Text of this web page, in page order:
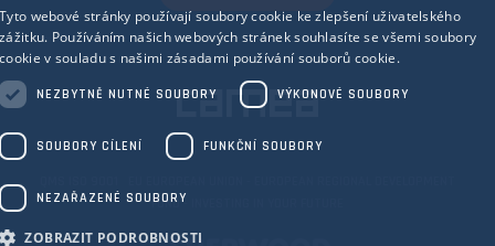
FUND - INVESTING IN YOUR FUTURE
Tyto webové stránky používají soubory cookie ke zlepšení uživatelského
zážitku. Používáním našich webových stránek souhlasíte se všemi soubory
cookie v souladu s našimi zásadami používání souborů cookie.
NEZBYTNĚ NUTNÉ SOUBORY VÝKONOVÉ SOUBORY
SOUBORY CÍLENÍ FUNKČNÍ SOUBORY
NEZAŘAZENÉ SOUBORY
ZOBRAZIT PODROBNOSTI